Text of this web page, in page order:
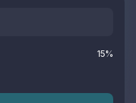
15%